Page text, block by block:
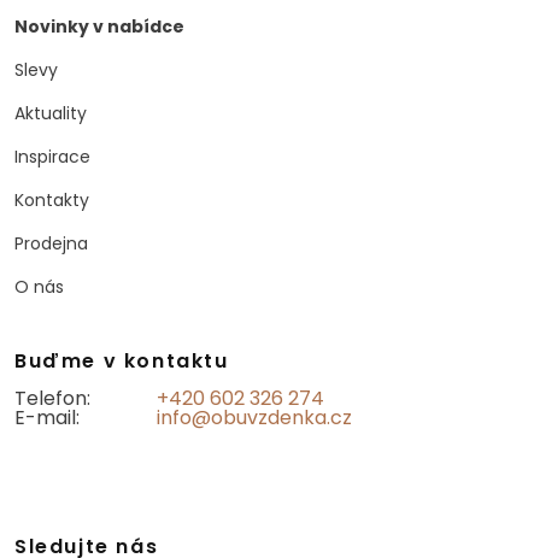
Novinky v nabídce
Slevy
Aktuality
Inspirace
Kontakty
Prodejna
O nás
Buďme v kontaktu
Telefon:
+420 602 326 274
E-mail: info@obuvzdenka.cz
Sledujte nás